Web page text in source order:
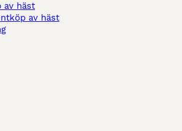
av häst
av häst